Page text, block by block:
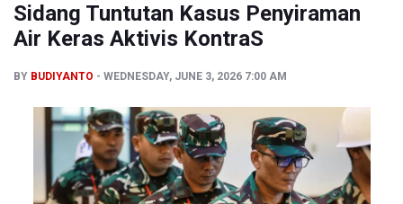
Menperin Sebut Insentif Kendaraan Listrik untuk Produk
Sidang Tuntutan Kasus Penyiraman
Air Keras Aktivis KontraS
BY BUDIYANTO WEDNESDAY, JUNE 3, 2026 7:00 AM